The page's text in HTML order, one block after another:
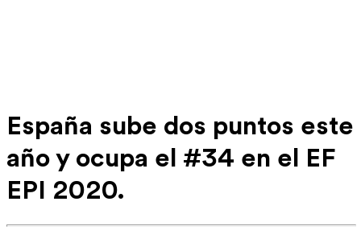
España sube dos puntos este
año y ocupa el #34 en el EF
EPI 2020.